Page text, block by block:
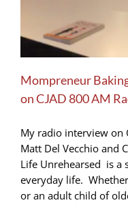
Mompreneur
on CJAD 800 AM
My radio interview on
Matt Del Vecchio and
Life Unrehearsed is a
everyday life.
or an adult child of